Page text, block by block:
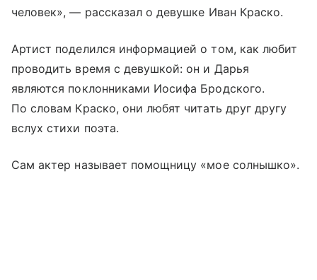
человек», — рассказал о девушке Иван Краско.
Артист поделился информацией о том, как любит
проводить время с девушкой: он и Дарья
являются поклонниками Иосифа Бродского.
По словам Краско, они любят читать друг другу
вслух стихи поэта.
Сам актер называет помощницу «мое солнышко».